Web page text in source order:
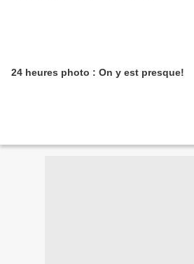
24 heures photo : On y est presque!